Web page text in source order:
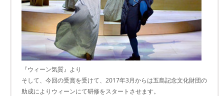
『ウィーン気質』より
そして、今回の受賞を受けて、2017年3月からは五島記念文化財団の
助成によりウィーンにて研修をスタートさせます。